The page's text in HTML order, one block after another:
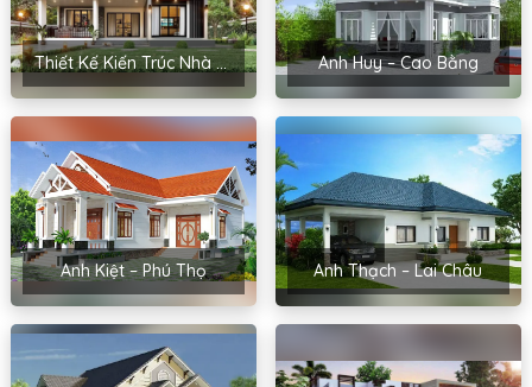
Thiết Kế Kiến Trúc Nhà Cấp 4 Của Chị Hoa – Hải Phòng Anh Huy – Cao Bằng
Anh Kiệt – Phú Thọ Anh Thạch – Lai Châu